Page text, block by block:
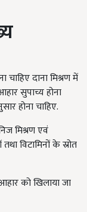
चाहिए दाना मिश्रण में
सुपाच्य होना
होना चाहिए.
मिश्रण एवं
तथा विटामिनों के स्रोत
को खिलाया जा